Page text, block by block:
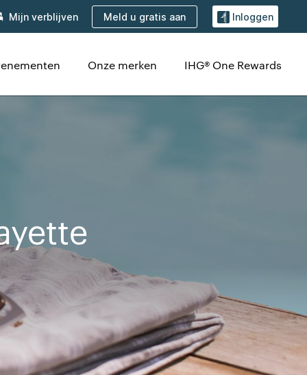
Mijn verblijven Meld u gratis aan Inloggen
Onze merken IHG® One Rewards